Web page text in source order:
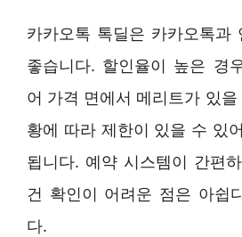
카카오톡 톡딜은 카카오톡과
좋습니다. 할인율이 높은 경
어 가격 면에서 메리트가 있
황에 따라 제한이 있을 수 있
됩니다. 예약 시스템이 간편
건 확인이 어려운 점은 아쉽
다.